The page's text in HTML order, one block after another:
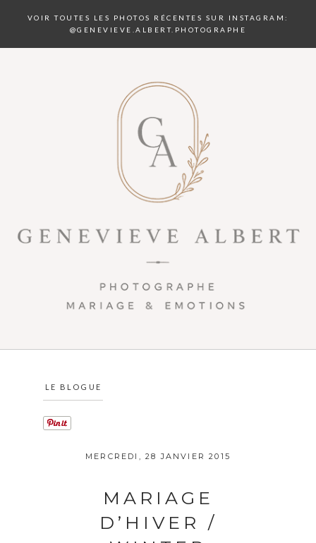
VOIR TOUTES LES PHOTOS RÉCENTES SUR INSTAGRAM:
@GENEVIEVE.ALBERT.PHOTOGRAPHE
LE BLOGUE
MERCREDI, 28 JANVIER 2015
MARIAGE
D’HIVER /